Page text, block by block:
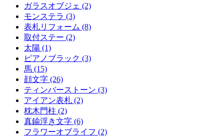
ガラスオブジェ (2)
モンステラ (3)
表札リフォーム (8)
取付ステー (2)
太陽 (1)
ピアノブラック (3)
馬 (15)
顔文字 (26)
ティンバーストーン (3)
アイアン表札 (2)
枕木門柱 (2)
真鍮浮き文字 (6)
フラワーオブライフ (2)